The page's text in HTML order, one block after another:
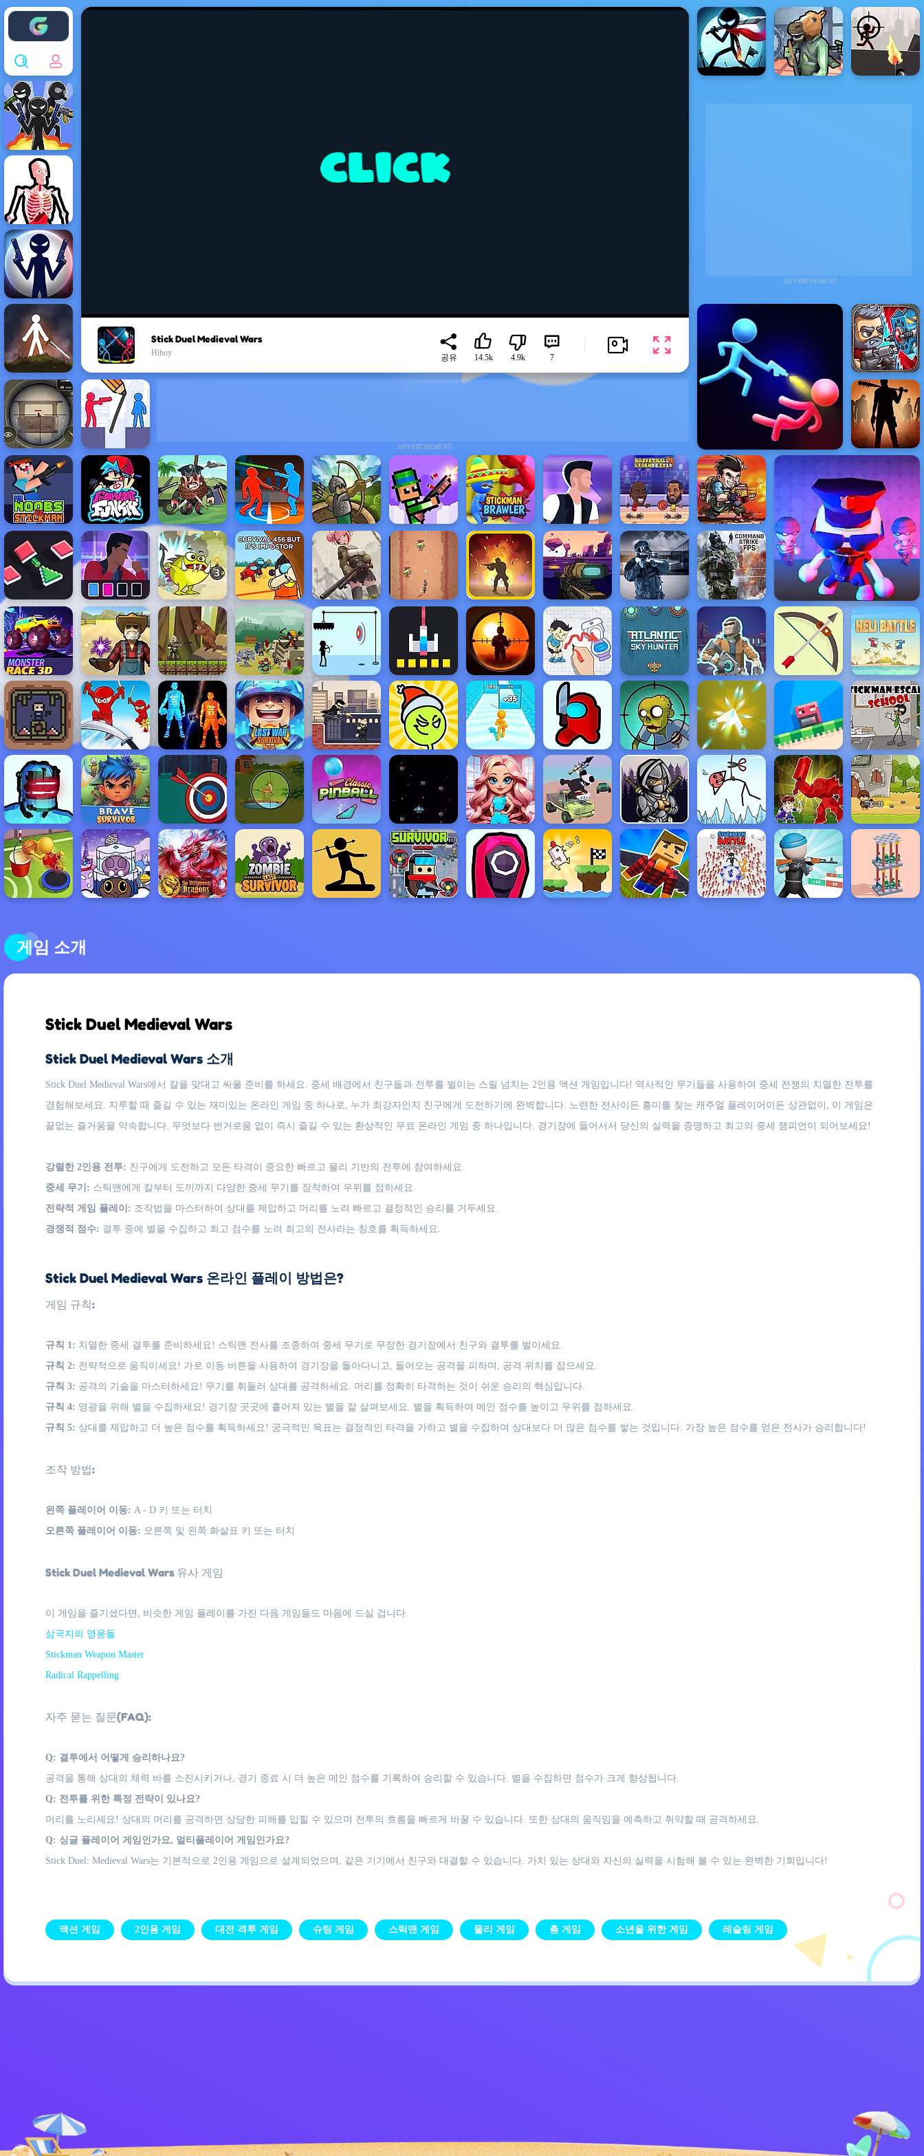
Enjoy4fun
ADVERTISEMENT
ADVERTISEMENT
Stick Duel Medieval Wars
Hihoy
공유 14.5k 4.9k 7
게임 소개
Stick Duel Medieval Wars
Stick Duel Medieval Wars 소개
Stick Duel Medieval Wars에서 칼을 맞대고 싸울 준비를 하세요. 중세 배경에서 친구들과 전투를 벌이는 스릴 넘치는 2인용 액션 게임입니다! 역사적인 무기들을 사용하여 중세 전쟁의 치열한 전투를
경험해보세요. 지루할 때 즐길 수 있는 재미있는 온라인 게임 중 하나로, 누가 최강자인지 친구에게 도전하기에 완벽합니다. 노련한 전사이든 흥미를 찾는 캐주얼 플레이어이든 상관없이, 이 게임은
끝없는 즐거움을 약속합니다. 무엇보다 번거로움 없이 즉시 즐길 수 있는 환상적인 무료 온라인 게임 중 하나입니다. 경기장에 들어서서 당신의 실력을 증명하고 최고의 중세 챔피언이 되어보세요!
강렬한 2인용 전투: 친구에게 도전하고 모든 타격이 중요한 빠르고 물리 기반의 전투에 참여하세요.
중세 무기: 스틱맨에게 칼부터 도끼까지 다양한 중세 무기를 장착하여 우위를 점하세요.
전략적 게임 플레이: 조작법을 마스터하여 상대를 제압하고 머리를 노려 빠르고 결정적인 승리를 거두세요.
경쟁적 점수: 결투 중에 별을 수집하고 최고 점수를 노려 최고의 전사라는 칭호를 획득하세요.
Stick Duel Medieval Wars 온라인 플레이 방법은?
게임 규칙:
규칙 1: 치열한 중세 결투를 준비하세요! 스틱맨 전사를 조종하여 중세 무기로 무장한 경기장에서 친구와 결투를 벌이세요.
규칙 2: 전략적으로 움직이세요! 가로 이동 버튼을 사용하여 경기장을 돌아다니고, 들어오는 공격을 피하며, 공격 위치를 잡으세요.
규칙 3: 공격의 기술을 마스터하세요! 무기를 휘둘러 상대를 공격하세요. 머리를 정확히 타격하는 것이 쉬운 승리의 핵심입니다.
규칙 4: 영광을 위해 별을 수집하세요! 경기장 곳곳에 흩어져 있는 별을 잘 살펴보세요. 별을 획득하여 메인 점수를 높이고 우위를 점하세요.
규칙 5: 상대를 제압하고 더 높은 점수를 획득하세요! 궁극적인 목표는 결정적인 타격을 가하고 별을 수집하여 상대보다 더 많은 점수를 쌓는 것입니다. 가장 높은 점수를 얻은 전사가 승리합니다!
조작 방법:
왼쪽 플레이어 이동: A - D 키 또는 터치
오른쪽 플레이어 이동: 오른쪽 및 왼쪽 화살표 키 또는 터치
Stick Duel Medieval Wars 유사 게임
이 게임을 즐기셨다면, 비슷한 게임 플레이를 가진 다음 게임들도 마음에 드실 겁니다.
삼국지의 영웅들
Stickman Weapon Master
Radical Rappelling
자주 묻는 질문(FAQ):
Q: 결투에서 어떻게 승리하나요?
공격을 통해 상대의 체력 바를 소진시키거나, 경기 종료 시 더 높은 메인 점수를 기록하여 승리할 수 있습니다. 별을 수집하면 점수가 크게 향상됩니다.
Q: 전투를 위한 특정 전략이 있나요?
머리를 노리세요! 상대의 머리를 공격하면 상당한 피해를 입힐 수 있으며 전투의 흐름을 빠르게 바꿀 수 있습니다. 또한 상대의 움직임을 예측하고 취약할 때 공격하세요.
Q: 싱글 플레이어 게임인가요, 멀티플레이어 게임인가요?
Stick Duel: Medieval Wars는 기본적으로 2인용 게임으로 설계되었으며, 같은 기기에서 친구와 대결할 수 있습니다. 가치 있는 상대와 자신의 실력을 시험해 볼 수 있는 완벽한 기회입니다!
액션 게임 2인용 게임 대전 격투 게임 슈팅 게임 스틱맨 게임 물리 게임 총 게임 소년을 위한 게임 레슬링 게임